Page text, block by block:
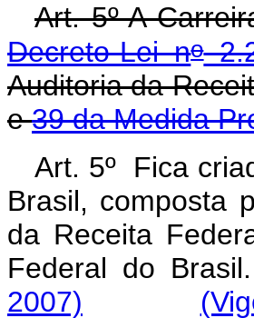
Art. 5º A
Decreto-Lei no
Auditoria
e39 da Medida
Art. 5º Fica
Brasil, composta
da Receita
Federal do
2007)